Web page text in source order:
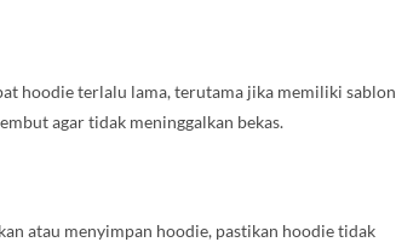
hoodie terlalu lama, terutama jika memiliki sablon
agar tidak meninggalkan bekas.
atau menyimpan hoodie, pastikan hoodie tidak